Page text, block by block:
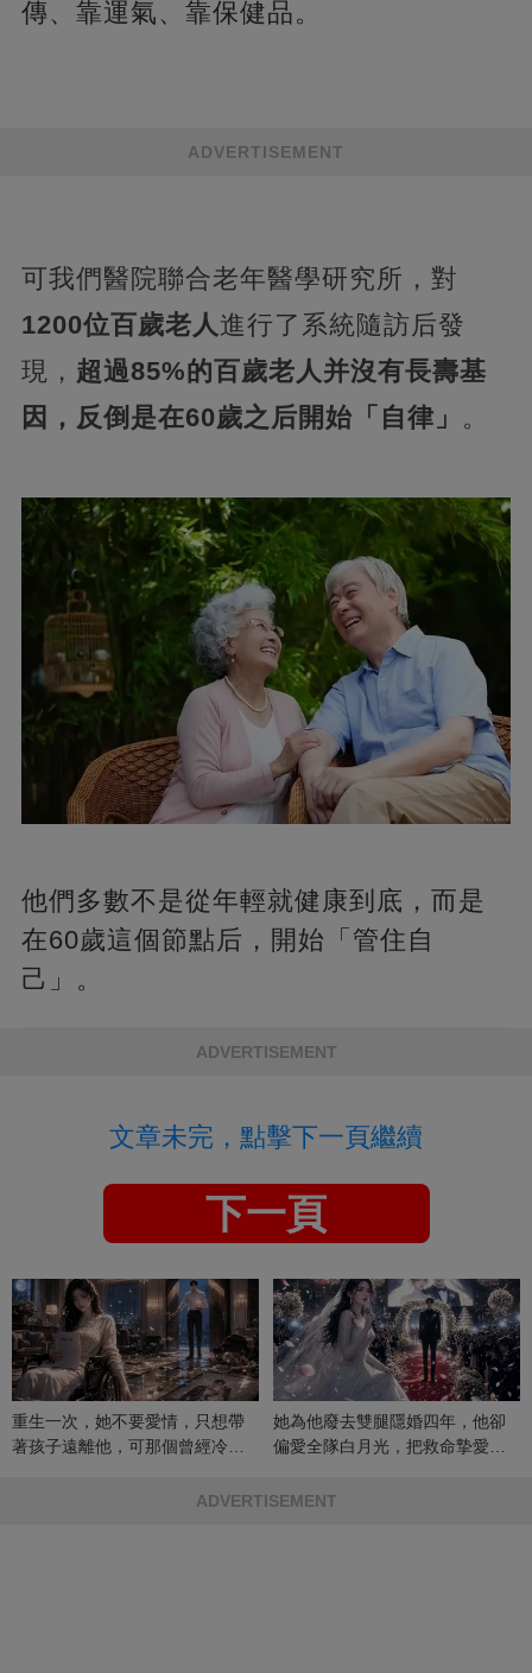
傳、靠運氣、靠保健品。
ADVERTISEMENT
可我們醫院聯合老年醫學研究所，對
1200位百歲老人 進行了系統隨訪后發
現， 超過85%的百歲老人并沒有長壽基
因，反倒是在60歲之后開始「自律」 。
他們多數不是從年輕就健康到底，而是
在60歲這個節點后，開始「管住自
己」。
ADVERTISEMENT
文章未完，點擊下一頁繼續
下一頁
重生一次，她不要愛情，只想帶
著孩子遠離他，可那個曾經冷漠
她為他廢去雙腿隱婚四年，他卻
偏愛全隊白月光，把救命摯愛當
ADVERTISEMENT